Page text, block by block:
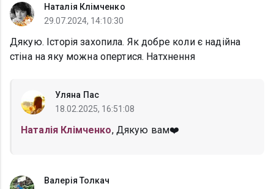
Наталія Клімченко
29.07.2024, 14:10:30
Дякую. Історія захопила. Як добре коли є надійна
стіна на яку можна опертися. Натхнення
Уляна Пас
18.02.2025, 16:51:08
Наталія Клімченко, Дякую вам❤️
Валерія Толкач